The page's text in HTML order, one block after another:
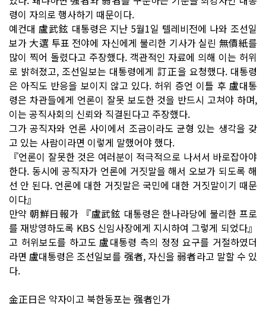
령이 자의로 행사하기 때문이다.
예컨대 盧武鉉 대통령은 지난 5월1일 텔레비전에 나와 조선일
보가 大選 투표 전야에 자신에게 불리한 기사가 실린 無價紙를
많이 찍어 돌렸다고 주장했다. 객관적인 자료에 의해 이는 허위
로 밝혀졌고, 조선일보는 대통령에게 訂正을 요청했다. 대통령
은 아직도 반응을 보이지 않고 있다. 허위 증언 이틀 후 盧대통
령은 차관들에게 언론이 잘못 보도한 것을 반드시 고쳐야 하며,
이는 공직사회의 신뢰와 직결된다고 주장했다.
그가 공직자와 언론 사이에서 조금이라도 균형 있는 생각을 갖
고 있는 사람이라면 이렇게 말했어야 했다.
『언론이 잘못한 것은 여러분이 적극적으로 나서서 바로잡아야
한다. 동시에 공직자가 언론에 거짓말을 해서 오보가 되도록 해
선 안 된다. 언론에 대한 거짓말은 국민에 대한 거짓말이기 때문
이다』
만약 朝鮮日報가 『盧武鉉 대통령은 한나라당에 불리한 프로
를 재방영하도록 KBS 신임사장에게 지시하여 그렇게 되었다』
고 허위보도를 하고도 盧대통령 측의 정정 요구를 거절하였더
라면 盧대통령은 조선일보를 强者, 자신을 弱者라고 말할 수 있
다.
金正日은 약자이고 북한동포는 强者인가